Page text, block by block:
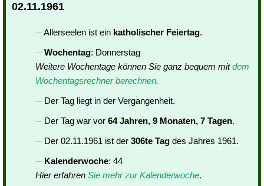
02.11.1961
Allerseelen ist ein katholischer Feiertag.
Wochentag: Donnerstag
Weitere Wochentage können Sie ganz bequem mitdem
Wochentagsrechner berechnen.
Der Tag liegt in der Vergangenheit.
Der Tag war vor 64 Jahren, 9 Monaten, 7 Tagen.
Der 02.11.1961 ist der 306te Tag des Jahres 1961.
Kalenderwoche: 44
Hier erfahren Sie mehr zur Kalenderwoche.